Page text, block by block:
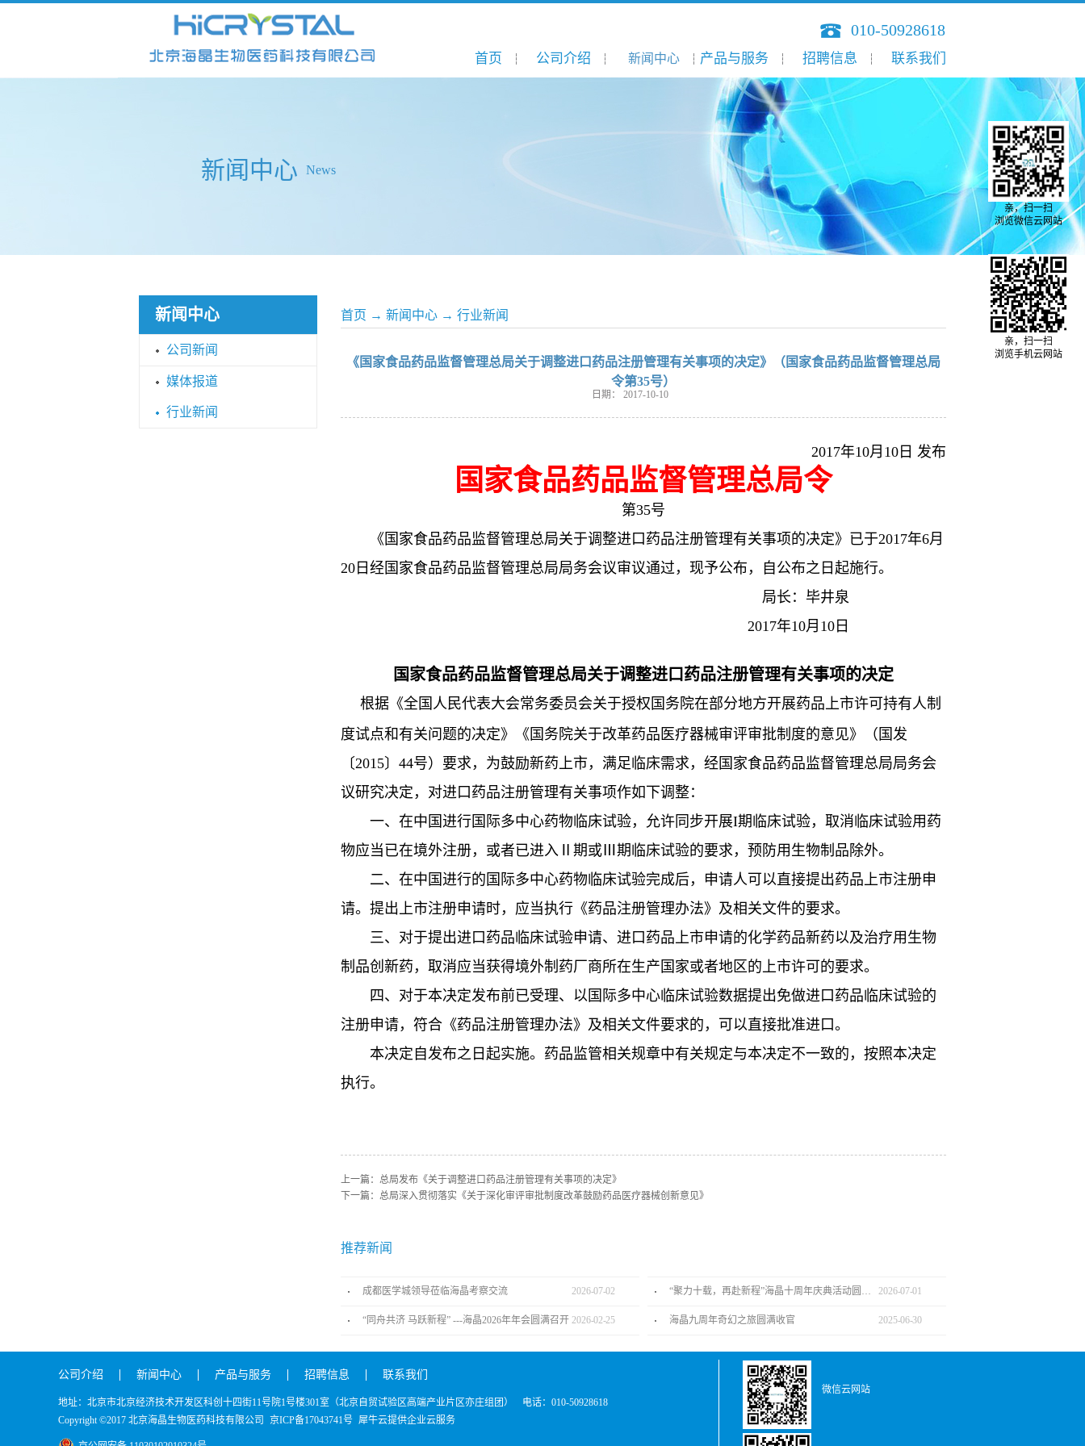
010-50928618
首页 公司介绍 新闻中心 产品与服务 招聘信息 联系我们
新闻中心 News
新闻中心
公司新闻
媒体报道
行业新闻
首页 → 新闻中心 → 行业新闻
《国家食品药品监督管理总局关于调整进口药品注册管理有关事项的决定》（国家食品药品监督管理总局
令第35号）
日期： 2017-10-10
2017年10月10日 发布
国家食品药品监督管理总局令
第35号
《国家食品药品监督管理总局关于调整进口药品注册管理有关事项的决定》已于2017年6月
20日经国家食品药品监督管理总局局务会议审议通过，现予公布，自公布之日起施行。
局长：毕井泉
2017年10月10日
国家食品药品监督管理总局关于调整进口药品注册管理有关事项的决定
根据《全国人民代表大会常务委员会关于授权国务院在部分地方开展药品上市许可持有人制
度试点和有关问题的决定》《国务院关于改革药品医疗器械审评审批制度的意见》（国发
〔2015〕44号）要求，为鼓励新药上市，满足临床需求，经国家食品药品监督管理总局局务会
议研究决定，对进口药品注册管理有关事项作如下调整：
一、在中国进行国际多中心药物临床试验，允许同步开展I期临床试验，取消临床试验用药
物应当已在境外注册，或者已进入Ⅱ期或Ⅲ期临床试验的要求，预防用生物制品除外。
二、在中国进行的国际多中心药物临床试验完成后，申请人可以直接提出药品上市注册申
请。提出上市注册申请时，应当执行《药品注册管理办法》及相关文件的要求。
三、对于提出进口药品临床试验申请、进口药品上市申请的化学药品新药以及治疗用生物
制品创新药，取消应当获得境外制药厂商所在生产国家或者地区的上市许可的要求。
四、对于本决定发布前已受理、以国际多中心临床试验数据提出免做进口药品临床试验的
注册申请，符合《药品注册管理办法》及相关文件要求的，可以直接批准进口。
本决定自发布之日起实施。药品监管相关规章中有关规定与本决定不一致的，按照本决定
执行。
上一篇： 总局发布《关于调整进口药品注册管理有关事项的决定》
下一篇： 总局深入贯彻落实《关于深化审评审批制度改革鼓励药品医疗器械创新意见》
推荐新闻
成都医学城领导莅临海晶考察交流 2026-07-02 “聚力十载，再赴新程”海晶十周年庆典活动圆满完成 2026-07-01
“同舟共济 马跃新程” ---海晶2026年年会圆满召开 2026-02-25 海晶九周年奇幻之旅圆满收官 2025-06-30
公司介绍 新闻中心 产品与服务 招聘信息 联系我们
微信云网站
地址：北京市北京经济技术开发区科创十四街11号院1号楼301室（北京自贸试验区高端产业片区亦庄组团）
电话：010-50928618
Copyright ©2017 北京海晶生物医药科技有限公司
京ICP备17043741号 犀牛云提供企业云服务
亲，扫一扫
浏览手机云网站
亲，扫一扫
浏览微信云网站